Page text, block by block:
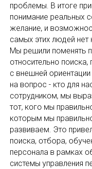
проблемы. В итоге
понимание реальных
желание, и
самых этих людей нет
Мы решили поменять
относительно
с внешней
на вопрос - кто для
сотрудником, мы
тот, кого мы
которым мы
развиваем. Это
поиска, отбора,
персонала в рамках
системы управления